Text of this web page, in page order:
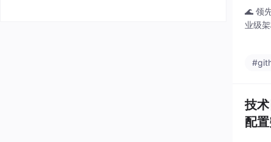
🌊 领
业级
技
配